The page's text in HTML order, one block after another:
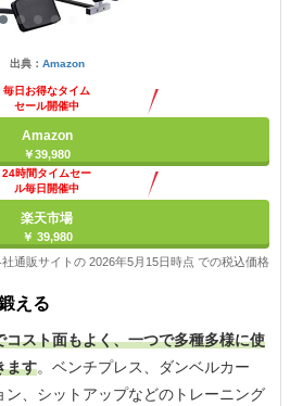
出典： Amazon
毎日お得なタイム
セール開催中
Amazon
￥39,980
24時間タイムセー
ル毎日開催中
楽天市場
￥ 39,980
通販サイトの 2026年5月15日時点 での税込価格
える
スト面もよく、一つで多種多様に使
ます。ベンチプレス、ダンベルカー
ン、シットアップなどのトレーニング